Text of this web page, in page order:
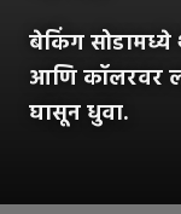
बेकिंग सोडामध्ये
आणि कॉलरवर
घासून धुवा.